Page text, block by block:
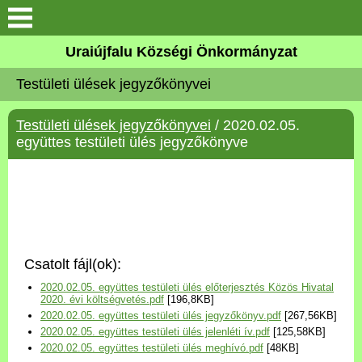
Köszöntő
Elérhetőségek
Uraiújfalu
Választási információk
Versenyképes Járások
Program
Uraiújfalu Községi Önkormányzat
Testületi ülések jegyzőkönyvei
Testületi ülések jegyzőkönyvei / 2020.02.05.
együttes testületi ülés jegyzőkönyve
Csatolt fájl(ok):
2020.02.05. együttes testületi ülés előterjesztés Közös Hivatal
2020. évi költségvetés.pdf [196,8KB]
2020.02.05. együttes testületi ülés jegyzőkönyv.pdf [267,56KB]
2020.02.05. együttes testületi ülés jelenléti ív.pdf [125,58KB]
2020.02.05. együttes testületi ülés meghívó.pdf [48KB]